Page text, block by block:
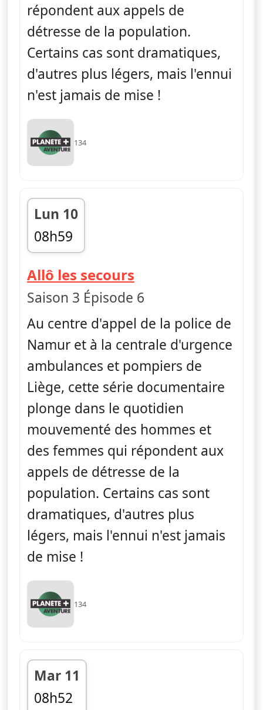
répondent aux appels de
détresse de la population.
Certains cas sont dramatiques,
d'autres plus légers, mais l'ennui
n'est jamais de mise !
134
Lun 10
08h59
fin 09h50
Allô les secours
Saison 3 Épisode 6
Au centre d'appel de la police de
Namur et à la centrale d'urgence
ambulances et pompiers de
Liège, cette série documentaire
plonge dans le quotidien
mouvementé des hommes et
des femmes qui répondent aux
appels de détresse de la
population. Certains cas sont
dramatiques, d'autres plus
légers, mais l'ennui n'est jamais
de mise !
134
Mar 11
08h52